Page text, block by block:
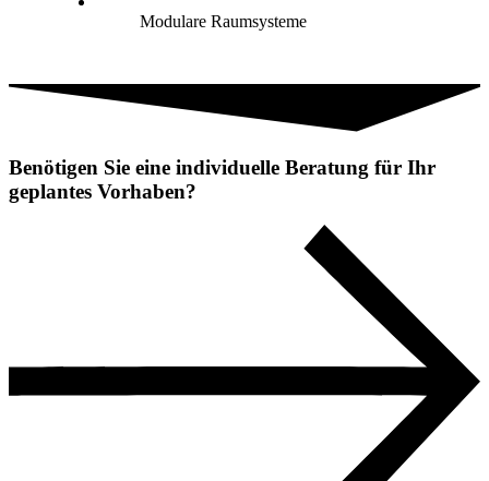
Modulare Raumsysteme
Benötigen Sie eine individuelle Beratung für Ihr
geplantes Vorhaben?